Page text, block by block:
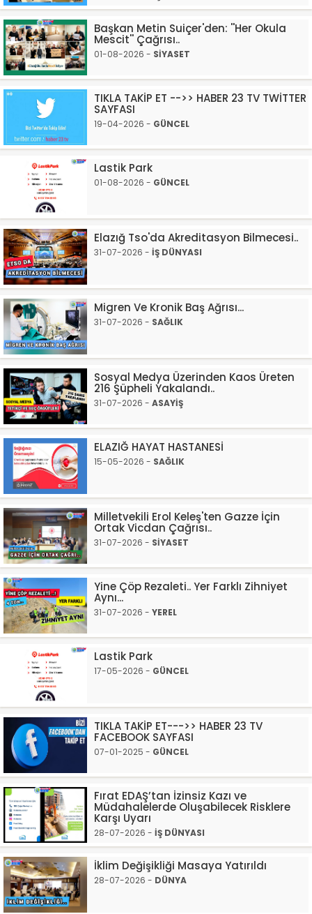
Başkan Metin Suiçer'den: ''Her Okula
Mescit'' Çağrısı..
01-08-2026 - SİYASET
TIKLA TAKİP ET -->> HABER 23 TV TWİTTER
SAYFASI
19-04-2026 - GÜNCEL
Lastik Park
01-08-2026 - GÜNCEL
Elazığ Tso'da Akreditasyon Bilmecesi..
31-07-2026 - İŞ DÜNYASI
Migren Ve Kronik Baş Ağrısı...
31-07-2026 - SAĞLIK
Sosyal Medya Üzerinden Kaos Üreten
216 Şüpheli Yakalandı..
31-07-2026 - ASAYİŞ
ELAZIĞ HAYAT HASTANESİ
15-05-2026 - SAĞLIK
Milletvekili Erol Keleş'ten Gazze İçin
Ortak Vicdan Çağrısı..
31-07-2026 - SİYASET
Yine Çöp Rezaleti.. Yer Farklı Zihniyet
Aynı...
31-07-2026 - YEREL
Lastik Park
17-05-2026 - GÜNCEL
TIKLA TAKİP ET--->> HABER 23 TV
FACEBOOK SAYFASI
07-01-2025 - GÜNCEL
Fırat EDAŞ’tan İzinsiz Kazı ve
Müdahalelerde Oluşabilecek Risklere
Karşı Uyarı
28-07-2026 - İŞ DÜNYASI
İklim Değişikliği Masaya Yatırıldı
28-07-2026 - DÜNYA